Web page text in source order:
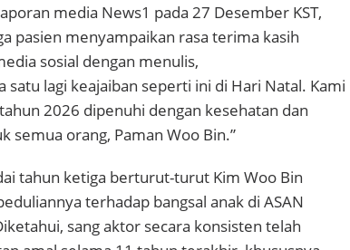
media News1 pada 27 Desember KST,
pasien menyampaikan rasa terima kasih
sosial dengan menulis,
satu lagi keajaiban seperti ini di Hari Natal. Kami
2026 dipenuhi dengan kesehatan dan
semua orang, Paman Woo Bin.”
tahun ketiga berturut-turut Kim Woo Bin
terhadap bangsal anak di ASAN
sang aktor secara konsisten telah